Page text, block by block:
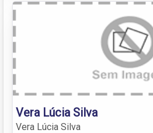
Vera Lúcia Silva
Vera Lúcia Silva